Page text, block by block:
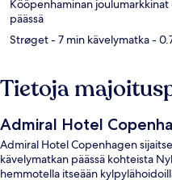
Kööpenhaminan joulumarkkinat
päässä
Strøget- 7 min kävelymatka-
Tietoja
Admiral Hotel
Admiral Hotel Copenhagen
kävelymatkan päässä kohteista
hemmotella itseään